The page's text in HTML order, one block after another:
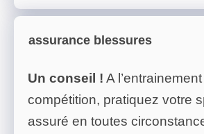
assurance blessures
Un conseil ! A
compétition, pratiquez votre
assuré en toutes